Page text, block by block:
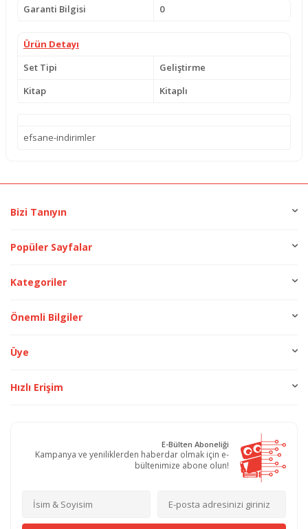
Garanti Bilgisi 0
Ürün Detayı
Set Tipi
Geliştirme
Kitap
Kitaplı
efsane-indirimler
Bizi Tanıyın
Popüler Sayfalar
Kategoriler
Önemli Bilgiler
Üye
Hızlı Erişim
E-Bülten Aboneliği
Kampanya ve yeniliklerden haberdar olmak için e-
bültenimize abone olun!